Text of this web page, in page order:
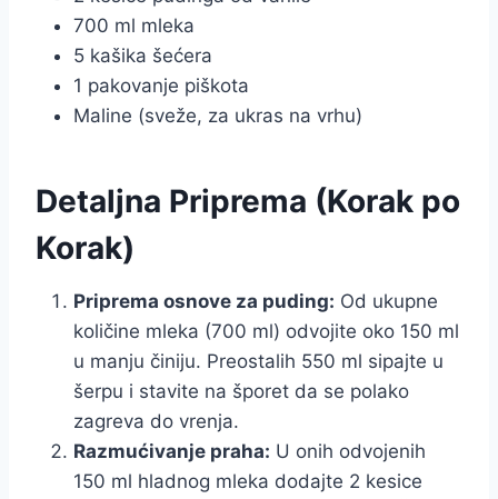
700 ml mleka
5 kašika šećera
1 pakovanje piškota
Maline (sveže, za ukras na vrhu)
Detaljna Priprema (Korak po
Korak)
Priprema osnove za puding: Od ukupne
količine mleka (700 ml) odvojite oko 150 ml
u manju činiju. Preostalih 550 ml sipajte u
šerpu i stavite na šporet da se polako
zagreva do vrenja.
Razmućivanje praha: U onih odvojenih
150 ml hladnog mleka dodajte 2 kesice